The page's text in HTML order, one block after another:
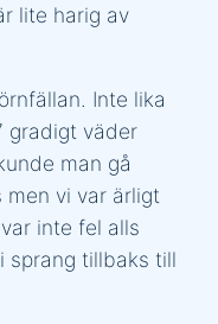
lite harig av
Inte lika
gradigt väder
man gå
vi var ärligt
inte fel alls
sprang tillbaks till